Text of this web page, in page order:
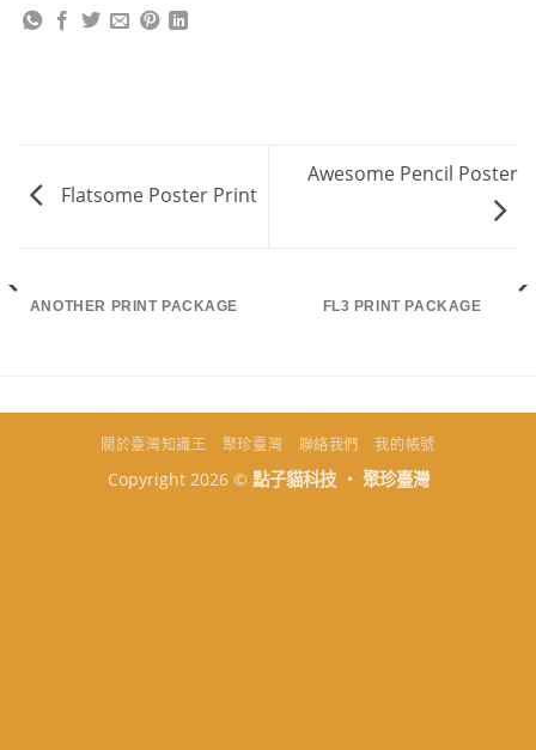
Flatsome Poster Print
Awesome Pencil Poster
ANOTHER PRINT PACKAGE FL3 PRINT PACKAGE
關於臺灣知識王 聚珍臺灣 聯絡我們 我的帳號
Copyright 2026 © 點子貓科技 ‧ 聚珍臺灣